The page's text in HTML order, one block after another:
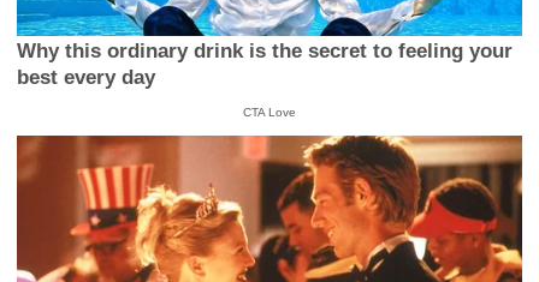
Why this ordinary drink is the secret to feeling your
best every day
CTA Love